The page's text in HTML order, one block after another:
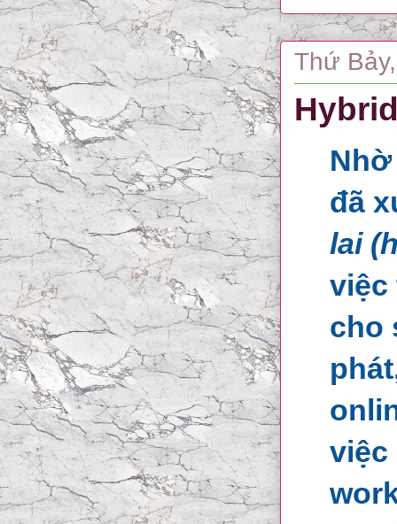
Thứ
đã
lai
việc
cho
việc